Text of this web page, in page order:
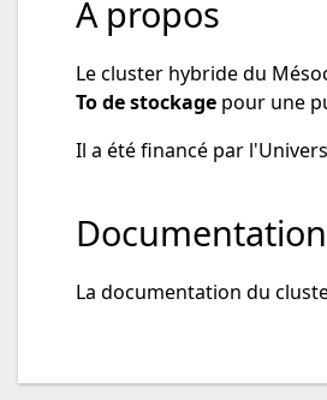
À propos
Le cluster hybride du
To de stockage pour une
Il a été financé par
Documentation
La documentation du